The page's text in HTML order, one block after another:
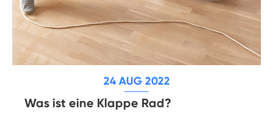
24 AUG 2022
Was ist eine Klappe Rad?